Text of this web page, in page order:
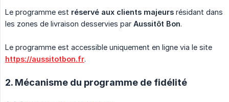
Le programme est réservé aux clients majeurs résidant dans
les zones de livraison desservies par Aussitôt Bon.
Le programme est accessible uniquement en ligne via le site
https://aussitotbon.fr.
2. Mécanisme du programme de fidélité